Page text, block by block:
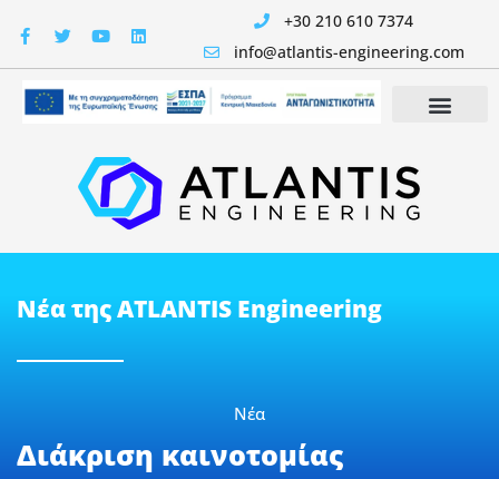
+30 210 610 7374
info@atlantis-engineering.com
Νέα της ATLANTIS Engineering
Νέα
Διάκριση καινοτομίας